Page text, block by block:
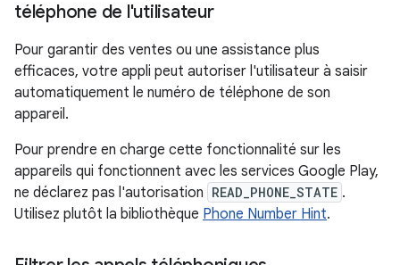
téléphone de l'utilisateur
Pour garantir des ventes ou une assistance plus
efficaces, votre appli peut autoriser l'utilisateur à saisir
automatiquement le numéro de téléphone de son
appareil.
Pour prendre en charge cette fonctionnalité sur les
appareils qui fonctionnent avec les services Google Play,
ne déclarez pas l'autorisation READ_PHONE_STATE .
Utilisez plutôt la bibliothèque Phone Number Hint.